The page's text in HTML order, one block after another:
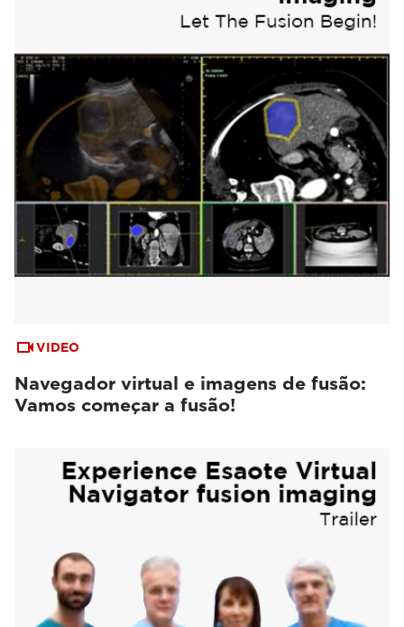
VIDEO
Navegador virtual e imagens de fusão:
Vamos começar a fusão!